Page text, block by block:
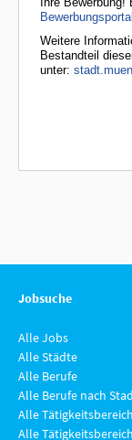
Jobsuche
Alle Jobs
Alle Städte
Alle Berufe
Alle Berufe nach
Alle
Alle